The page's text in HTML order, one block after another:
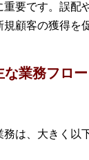
要です。誤
顧客の獲得を
な業務フロー
は、大きく以